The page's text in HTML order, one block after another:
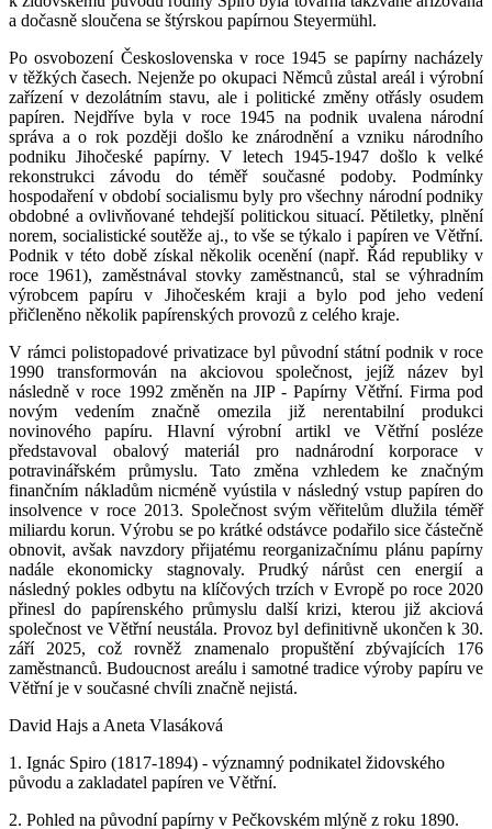
a dočasně sloučena se štýrskou papírnou Steyermühl.
Po osvobození Československa v roce 1945 se papírny nacházely
v těžkých časech. Nejenže po okupaci Němců zůstal areál i výrobní
zařízení v dezolátním stavu, ale i politické změny otřásly osudem
papíren. Nejdříve byla v roce 1945 na podnik uvalena národní
správa a o rok později došlo ke znárodnění a vzniku národního
podniku Jihočeské papírny. V letech 1945-1947 došlo k velké
rekonstrukci závodu do téměř současné podoby. Podmínky
hospodaření v období socialismu byly pro všechny národní podniky
obdobné a ovlivňované tehdejší politickou situací. Pětiletky, plnění
norem, socialistické soutěže aj., to vše se týkalo i papíren ve Větřní.
Podnik v této době získal několik ocenění (např. Řád republiky v
roce 1961), zaměstnával stovky zaměstnanců, stal se výhradním
výrobcem papíru v Jihočeském kraji a bylo pod jeho vedení
přičleněno několik papírenských provozů z celého kraje.
V rámci polistopadové privatizace byl původní státní podnik v roce
1990 transformován na akciovou společnost, jejíž název byl
následně v roce 1992 změněn na JIP - Papírny Větřní. Firma pod
novým vedením značně omezila již nerentabilní produkci
novinového papíru. Hlavní výrobní artikl ve Větřní posléze
představoval obalový materiál pro nadnárodní korporace v
potravinářském průmyslu. Tato změna vzhledem ke značným
finančním nákladům nicméně vyústila v následný vstup papíren do
insolvence v roce 2013. Společnost svým věřitelům dlužila téměř
miliardu korun. Výrobu se po krátké odstávce podařilo sice částečně
obnovit, avšak navzdory přijatému reorganizačnímu plánu papírny
nadále ekonomicky stagnovaly. Prudký nárůst cen energií a
následný pokles odbytu na klíčových trzích v Evropě po roce 2020
přinesl do papírenského průmyslu další krizi, kterou již akciová
společnost ve Větřní neustála. Provoz byl definitivně ukončen k 30.
září 2025, což rovněž znamenalo propuštění zbývajících 176
zaměstnanců. Budoucnost areálu i samotné tradice výroby papíru ve
Větřní je v současné chvíli značně nejistá.
David Hajs a Aneta Vlasáková
1. Ignác Spiro (1817-1894) - významný podnikatel židovského
původu a zakladatel papíren ve Větřní.
2. Pohled na původní papírny v Pečkovském mlýně z roku 1890.